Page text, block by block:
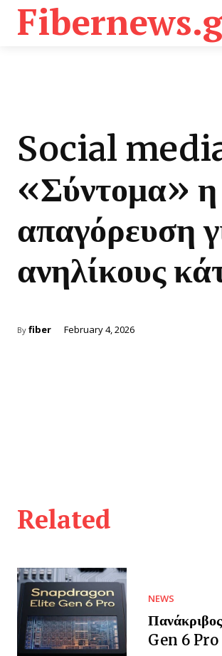
Social
«Σύντομα» η
απαγόρευση
ανηλίκους
By fiber February 4, 2026
Related
NEWS
Gen 6 Pro